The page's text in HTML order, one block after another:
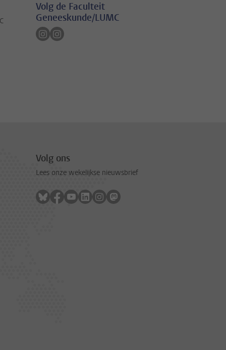
Volg de Faculteit
Geneeskunde/LUMC
Volg ons op instagram
Volg ons op instagram
Volg ons
Lees onze wekelijkse nieuwsbrief
Volg ons op bluesky
Volg ons op facebook
Volg ons op youtube
Volg ons op linkedin
Volg ons op instagram
Volg ons op mastodon